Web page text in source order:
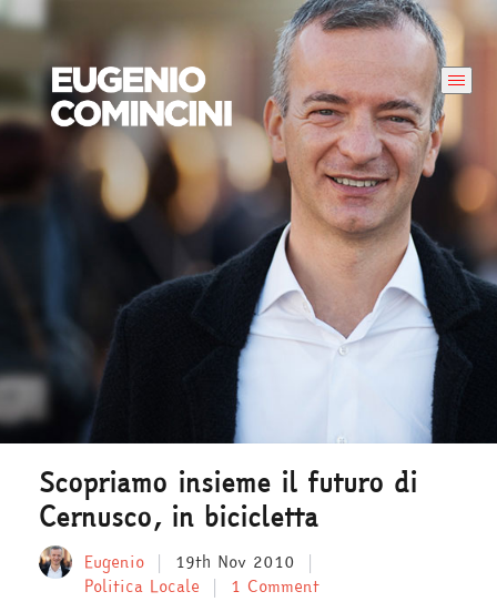
Scopriamo insieme il futuro di
Cernusco, in bicicletta
Eugenio
19th Nov 2010
Politica Locale
1 Comment